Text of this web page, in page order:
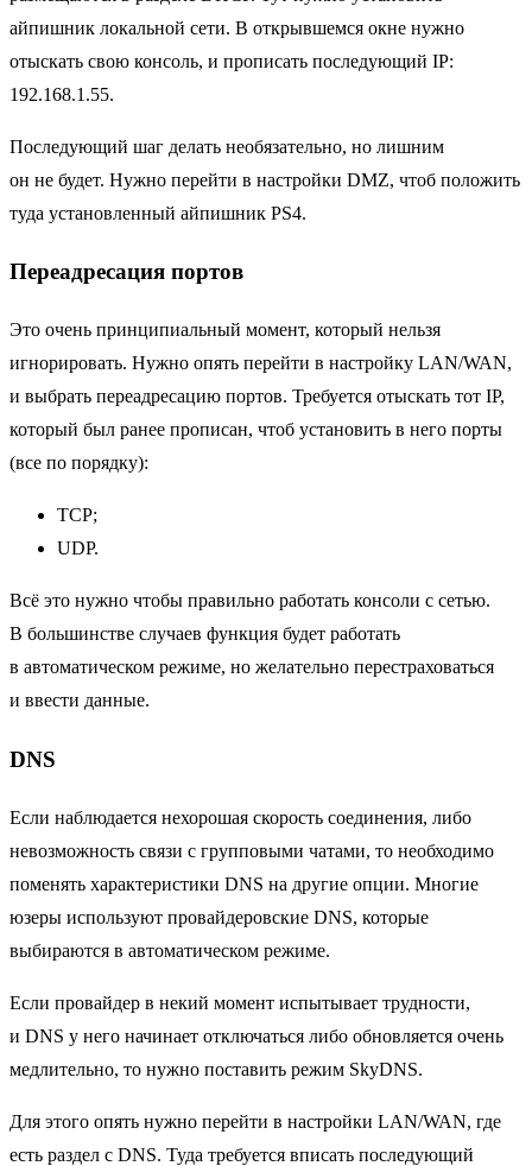
айпишник локальной сети. В открывшемся окне нужно
отыскать свою консоль, и прописать последующий IP:
192.168.1.55.
Последующий шаг делать необязательно, но лишним
он не будет. Нужно перейти в настройки DMZ, чтоб положить
туда установленный айпишник PS4.
Переадресация портов
Это очень принципиальный момент, который нельзя
игнорировать. Нужно опять перейти в настройку LAN/WAN,
и выбрать переадресацию портов. Требуется отыскать тот IP,
который был ранее прописан, чтоб установить в него порты
(все по порядку):
TCP;
UDP.
Всё это нужно чтобы правильно работать консоли с сетью.
В большинстве случаев функция будет работать
в автоматическом режиме, но желательно перестраховаться
и ввести данные.
DNS
Если наблюдается нехорошая скорость соединения, либо
невозможность связи с групповыми чатами, то необходимо
поменять характеристики DNS на другие опции. Многие
юзеры используют провайдеровские DNS, которые
выбираются в автоматическом режиме.
Если провайдер в некий момент испытывает трудности,
и DNS у него начинает отключаться либо обновляется очень
медлительно, то нужно поставить режим SkyDNS.
Для этого опять нужно перейти в настройки LAN/WAN, где
есть раздел с DNS. Туда требуется вписать последующий